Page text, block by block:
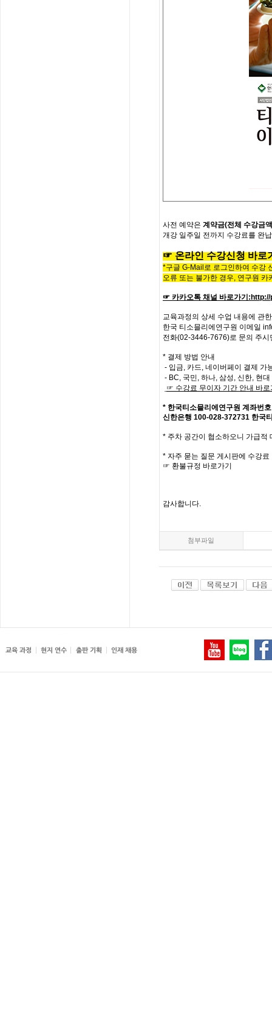
사전 예약은 계약금(전체 수강금
개강 일주일 전까지 수강료를 완
☞온라인수강신청 바로
*구글 G-Mail로 로그인하여 수강
오류 또는 불가한 경우, 연구원 카
☞ 카카오톡 채널 바로가기 :
교육과정의 상세 수업 내용에 관한
한국 티소믈리에 연구원 이메일
전화(02-3446-7676)로 문의 주시
* 결제 방법 안내
- 입금, 카드, 네이버페이 결제 가
- BC, 국민, 하나, 삼성, 신한, 현
☞ 수강료 무이자 기간 안내 바로
* 한국티소믈리에연구원 계좌번호
신한은행 100-028-372731 한국
* 주차 공간이 협소하오니 가급적
* 자주 묻는 질문 게시판에 수강료
☞ 환불규정 바로가기
감사합니다.
첨부파일